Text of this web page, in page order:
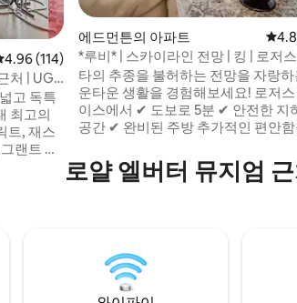
점 4.96점(5점 만점), 후기 114개
4.96 (114)
처 | UG
고 독특
최고의
트, 재스
랜트 매
까지✔ 10
에드먼튼의 아파트 평점
*루비* | 스카이라인 전망 | 킹 | 로저
PK
타의 추종을 불허하는 전망을 자랑
운타운 생활을 경험해보세요! 로저스 플레
이스에서 ✔ 도보로 5분 ✔ 안전한 지
공간 ✔ 완비된 주방 추가적인 편안함
스마트 TV ✔ 빠른 와이파이 ✔ 현장
✔ 숙소 내 빨래 ✔ 업무 책상 ✔ 커피
마다 블라인드 설치
로얄 엘버터 뮤지엄